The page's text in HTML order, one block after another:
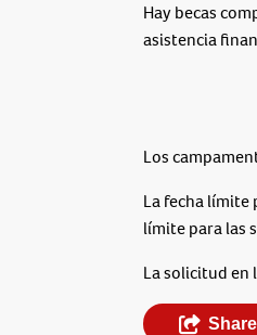
Hay becas
asistencia
Los
La fecha límite
límite para las
La solicitud en
Share